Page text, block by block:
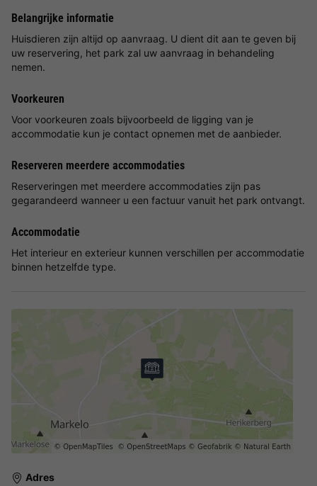
Belangrijke informatie
Huisdieren zijn altijd op aanvraag. U dient dit aan te geven bij
uw reservering, het park zal uw aanvraag in behandeling
nemen.
Voorkeuren
Voor voorkeuren zoals bijvoorbeeld de ligging van je
accommodatie kun je contact opnemen met de aanbieder.
Reserveren meerdere accommodaties
Reserveringen met meerdere accommodaties zijn pas
gegarandeerd wanneer u een factuur vanuit het park ontvangt.
Accommodatie
Het interieur en exterieur kunnen verschillen per accommodatie
binnen hetzelfde type.
Adres